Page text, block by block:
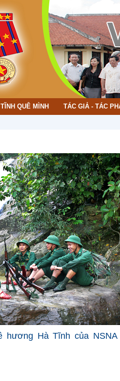
QUÊ MÌNH TÁC GIẢ - TÁC
hương Hà Tĩnh của